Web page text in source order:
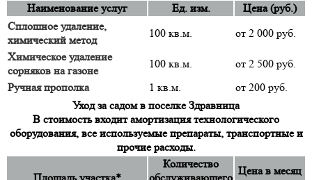
Наименование услуг
Ед. изм.
Цена (руб.)
Сплошное удаление,
химический метод
100 кв.м.
от 2 000 руб.
Химическое удаление
сорняков на газоне
100 кв.м.
от 2 500 руб.
Ручная прополка
1 кв.м.
от 200 руб.
Уход за садом в поселке Здравница
В стоимость входит амортизация технологического
оборудования, все используемые препараты, транспортные и
прочие расходы.
Количество
Цена в месяц